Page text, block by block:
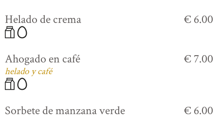
Helado de crema € 6.00
Ahogado en café
helado y café
€ 7.00
Sorbete de manzana verde € 6.00